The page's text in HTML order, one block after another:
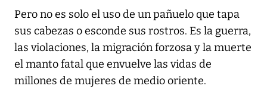
Pero no es solo el uso de un pañuelo que tapa
sus cabezas o esconde sus rostros. Es la guerra,
las violaciones, la migración forzosa y la muerte
el manto fatal que envuelve las vidas de
millones de mujeres de medio oriente.